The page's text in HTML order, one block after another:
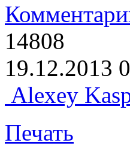
14808
19.12.2013
Alexey
Печать